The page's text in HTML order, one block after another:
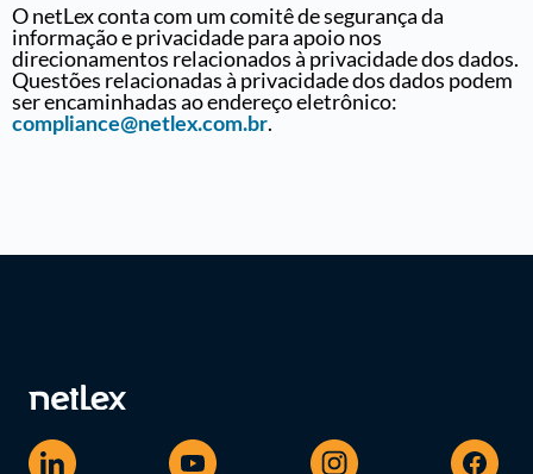
O netLex conta com um comitê de segurança da
informação e privacidade para apoio nos
direcionamentos relacionados à privacidade dos dados.
Questões relacionadas à privacidade dos dados podem
ser encaminhadas ao endereço eletrônico:
compliance@netlex.com.br.